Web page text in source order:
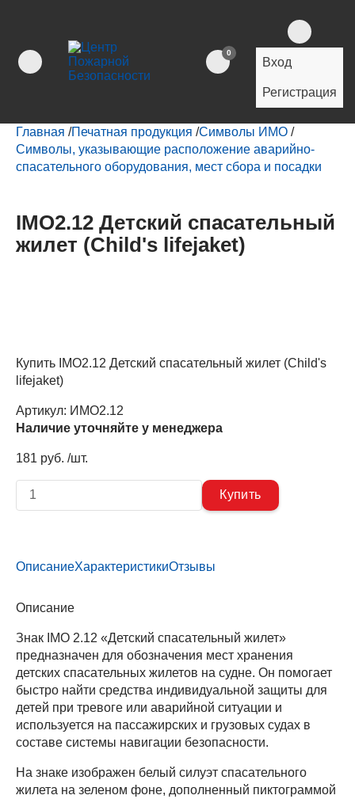
0
Вход
Регистрация
Главная /Печатная продукция /Символы ИМО /
Символы, указывающие расположение аварийно-
спасательного оборудования, мест сбора и посадки
IMO2.12 Детский спасательный
жилет (Сhild's lifejaket)
Купить IMO2.12 Детский спасательный жилет (Сhild's
lifejaket)
Артикул: ИМО2.12
Наличие уточняйте у менеджера
181 руб. /шт.
ОписаниеХарактеристикиОтзывы
Описание
Знак IMO 2.12 «Детский спасательный жилет»
предназначен для обозначения мест хранения
детских спасательных жилетов на судне. Он помогает
быстро найти средства индивидуальной защиты для
детей при тревоге или аварийной ситуации и
используется на пассажирских и грузовых судах в
составе системы навигации безопасности.
На знаке изображен белый силуэт спасательного
жилета на зеленом фоне, дополненный пиктограммой